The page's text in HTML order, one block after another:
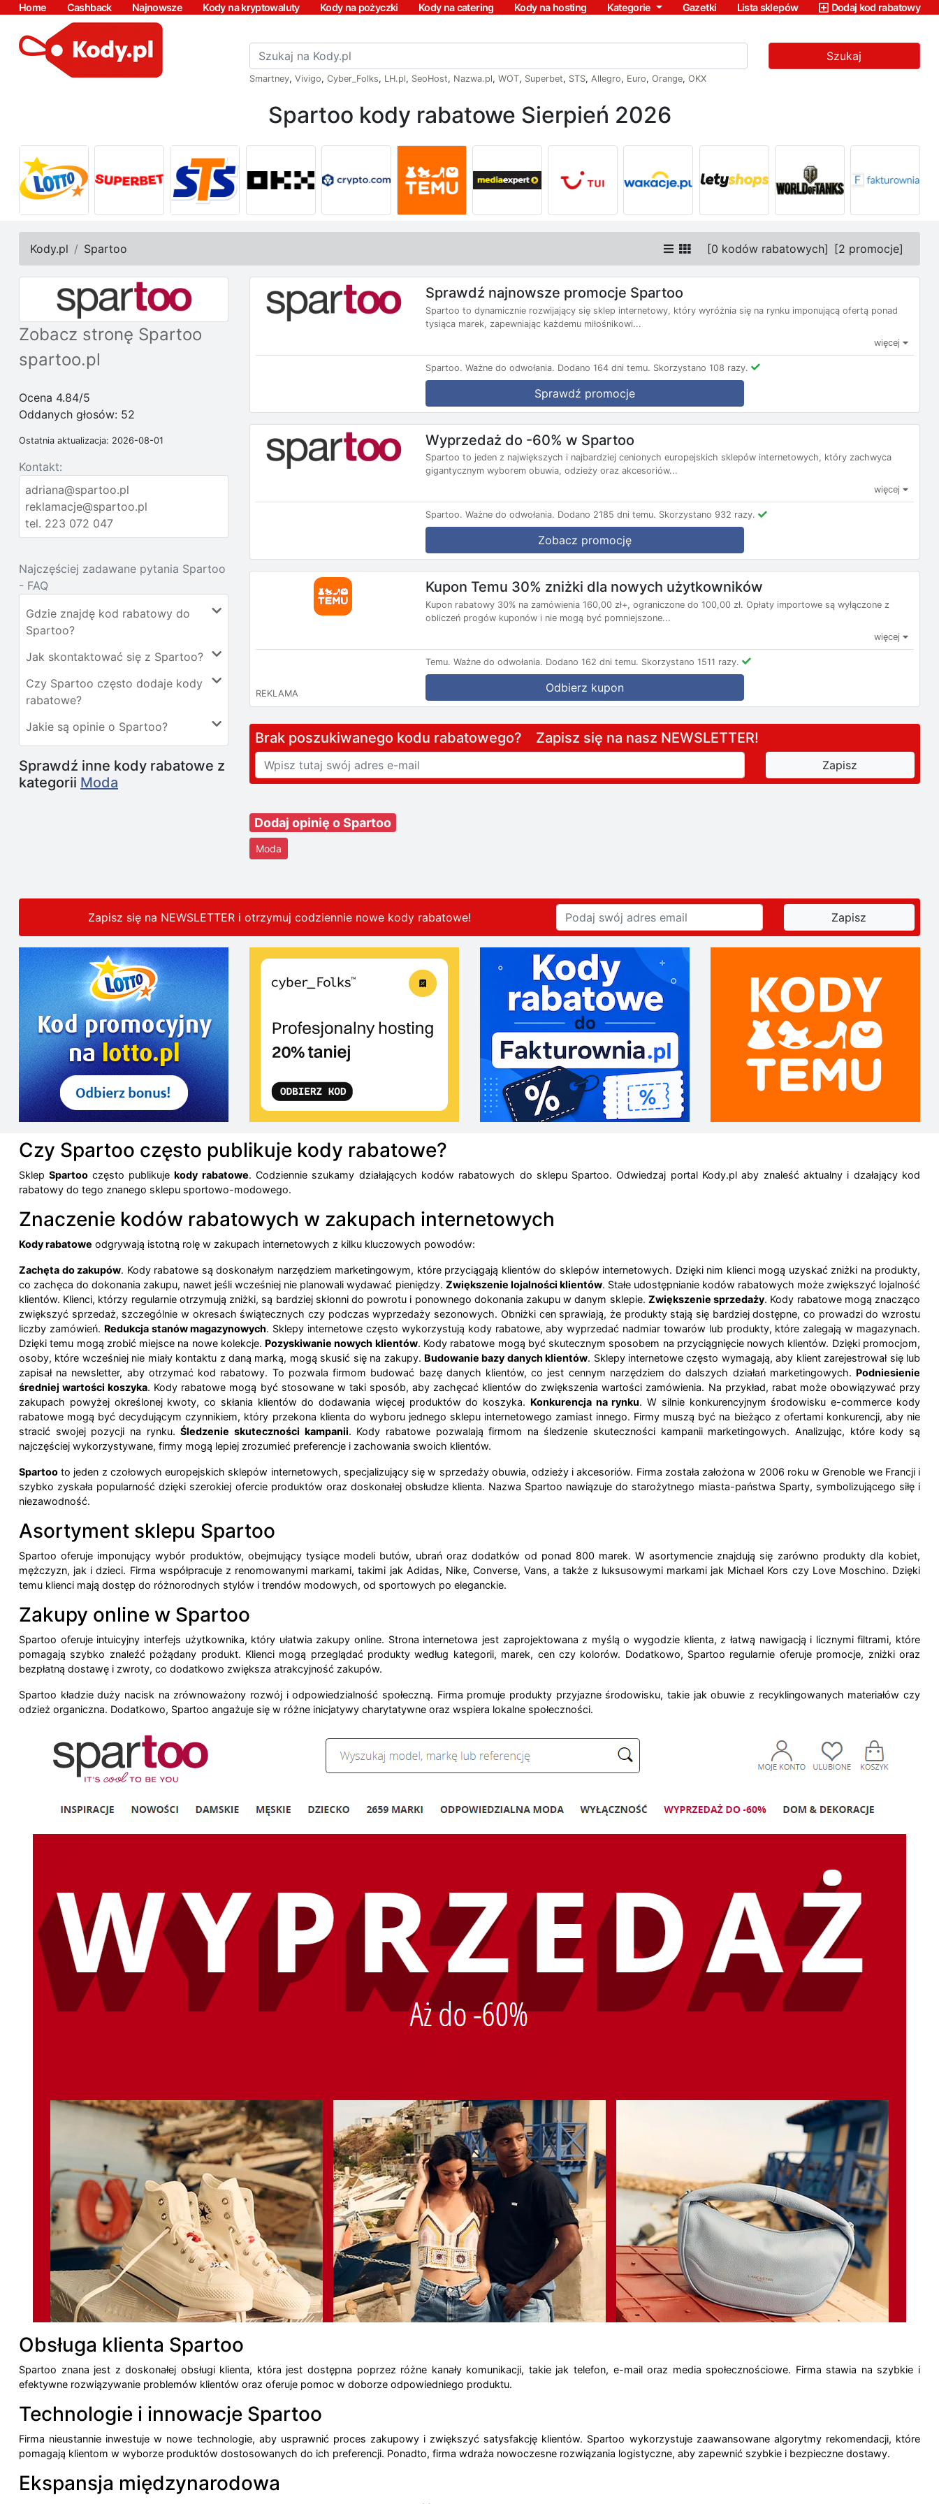
Home Cashback Najnowsze Kody na kryptowaluty Kody na pożyczki Kody na catering Kody na hosting Kategorie Gazetki Lista sklepów Dodaj kod rabatowy
Szukaj
Smartney, Vivigo, Cyber_Folks, LH.pl, SeoHost, Nazwa.pl, WOT, Superbet, STS, Allegro, Euro, Orange, OKX
Spartoo kody rabatowe Sierpień 2026
Kody.pl Spartoo [0 kodów rabatowych] [2 promocje]
Zobacz stronę Spartoo
spartoo.pl
Ocena 4.84/5
Oddanych głosów: 52
Ostatnia aktualizacja: 2026-08-01
Kontakt:
adriana@spartoo.pl
reklamacje@spartoo.pl
tel. 223 072 047
Najczęściej zadawane pytania Spartoo
- FAQ
Gdzie znajdę kod rabatowy do
Spartoo?
Jak skontaktować się z Spartoo?
Czy Spartoo często dodaje kody
rabatowe?
Jakie są opinie o Spartoo?
Sprawdź inne kody rabatowe z
kategorii Moda
Sprawdź najnowsze promocje Spartoo
Spartoo to dynamicznie rozwijający się sklep internetowy, który wyróżnia się na rynku imponującą ofertą ponad
tysiąca marek, zapewniając każdemu miłośnikowi...
więcej
Spartoo. Ważne do odwołania. Dodano 164 dni temu. Skorzystano 108 razy.
Sprawdź promocje
Wyprzedaż do -60% w Spartoo
Spartoo to jeden z największych i najbardziej cenionych europejskich sklepów internetowych, który zachwyca
gigantycznym wyborem obuwia, odzieży oraz akcesoriów...
więcej
Spartoo. Ważne do odwołania. Dodano 2185 dni temu. Skorzystano 932 razy.
Zobacz promocję
Kupon Temu 30% zniżki dla nowych użytkowników
Kupon rabatowy 30% na zamówienia 160,00 zł+, ograniczone do 100,00 zł. Opłaty importowe są wyłączone z
obliczeń progów kuponów i nie mogą być pomniejszone...
więcej
Temu. Ważne do odwołania. Dodano 162 dni temu. Skorzystano 1511 razy.
REKLAMA Odbierz kupon
Brak poszukiwanego kodu rabatowego? Zapisz się na nasz NEWSLETTER!
Dodaj opinię o Spartoo
Moda
Zapisz się na NEWSLETTER i otrzymuj codziennie nowe kody rabatowe!
Czy Spartoo często publikuje kody rabatowe?
SklepSpartoo często publikujekody rabatowe. Codziennie szukamy działających kodów rabatowych do sklepu Spartoo. Odwiedzaj portal Kody.pl aby znaleść aktualny i dzałający kod
rabatowy do tego znanego sklepu sportowo-modowego.
Znaczenie kodów rabatowych w zakupach internetowych
Kody rabatowe odgrywają istotną rolę w zakupach internetowych z kilku kluczowych powodów:
Zachęta do zakupów. Kody rabatowe są doskonałym narzędziem marketingowym, które przyciągają klientów do sklepów internetowych. Dzięki nim klienci mogą uzyskać zniżki na produkty,
co zachęca do dokonania zakupu, nawet jeśli wcześniej nie planowali wydawać pieniędzy. Zwiększenie lojalności klientów. Stałe udostępnianie kodów rabatowych może zwiększyć lojalność
klientów. Klienci, którzy regularnie otrzymują zniżki, są bardziej skłonni do powrotu i ponownego dokonania zakupu w danym sklepie. Zwiększenie sprzedaży. Kody rabatowe mogą znacząco
zwiększyć sprzedaż, szczególnie w okresach świątecznych czy podczas wyprzedaży sezonowych. Obniżki cen sprawiają, że produkty stają się bardziej dostępne, co prowadzi do wzrostu
liczby zamówień. Redukcja stanów magazynowych. Sklepy internetowe często wykorzystują kody rabatowe, aby wyprzedać nadmiar towarów lub produkty, które zalegają w magazynach.
Dzięki temu mogą zrobić miejsce na nowe kolekcje. Pozyskiwanie nowych klientów. Kody rabatowe mogą być skutecznym sposobem na przyciągnięcie nowych klientów. Dzięki promocjom,
osoby, które wcześniej nie miały kontaktu z daną marką, mogą skusić się na zakupy. Budowanie bazy danych klientów. Sklepy internetowe często wymagają, aby klient zarejestrował się lub
zapisał na newsletter, aby otrzymać kod rabatowy. To pozwala firmom budować bazę danych klientów, co jest cennym narzędziem do dalszych działań marketingowych. Podniesienie
średniej wartości koszyka. Kody rabatowe mogą być stosowane w taki sposób, aby zachęcać klientów do zwiększenia wartości zamówienia. Na przykład, rabat może obowiązywać przy
zakupach powyżej określonej kwoty, co skłania klientów do dodawania więcej produktów do koszyka. Konkurencja na rynku. W silnie konkurencyjnym środowisku e-commerce kody
rabatowe mogą być decydującym czynnikiem, który przekona klienta do wyboru jednego sklepu internetowego zamiast innego. Firmy muszą być na bieżąco z ofertami konkurencji, aby nie
stracić swojej pozycji na rynku.Śledzenie skuteczności kampanii. Kody rabatowe pozwalają firmom na śledzenie skuteczności kampanii marketingowych. Analizując, które kody są
najczęściej wykorzystywane, firmy mogą lepiej zrozumieć preferencje i zachowania swoich klientów.
Spartoo to jeden z czołowych europejskich sklepów internetowych, specjalizujący się w sprzedaży obuwia, odzieży i akcesoriów. Firma została założona w 2006 roku w Grenoble we Francji i
szybko zyskała popularność dzięki szerokiej ofercie produktów oraz doskonałej obsłudze klienta. Nazwa Spartoo nawiązuje do starożytnego miasta-państwa Sparty, symbolizującego siłę i
niezawodność.
Asortyment sklepu Spartoo
Spartoo oferuje imponujący wybór produktów, obejmujący tysiące modeli butów, ubrań oraz dodatków od ponad 800 marek. W asortymencie znajdują się zarówno produkty dla kobiet,
mężczyzn, jak i dzieci. Firma współpracuje z renomowanymi markami, takimi jak Adidas, Nike, Converse, Vans, a także z luksusowymi markami jak Michael Kors czy Love Moschino. Dzięki
temu klienci mają dostęp do różnorodnych stylów i trendów modowych, od sportowych po eleganckie.
Zakupy online w Spartoo
Spartoo oferuje intuicyjny interfejs użytkownika, który ułatwia zakupy online. Strona internetowa jest zaprojektowana z myślą o wygodzie klienta, z łatwą nawigacją i licznymi filtrami, które
pomagają szybko znaleźć pożądany produkt. Klienci mogą przeglądać produkty według kategorii, marek, cen czy kolorów. Dodatkowo, Spartoo regularnie oferuje promocje, zniżki oraz
bezpłatną dostawę i zwroty, co dodatkowo zwiększa atrakcyjność zakupów.
Spartoo kładzie duży nacisk na zrównoważony rozwój i odpowiedzialność społeczną. Firma promuje produkty przyjazne środowisku, takie jak obuwie z recyklingowanych materiałów czy
odzież organiczna. Dodatkowo, Spartoo angażuje się w różne inicjatywy charytatywne oraz wspiera lokalne społeczności.
Obsługa klienta Spartoo
Spartoo znana jest z doskonałej obsługi klienta, która jest dostępna poprzez różne kanały komunikacji, takie jak telefon, e-mail oraz media społecznościowe. Firma stawia na szybkie i
efektywne rozwiązywanie problemów klientów oraz oferuje pomoc w doborze odpowiedniego produktu.
Technologie i innowacje Spartoo
Firma nieustannie inwestuje w nowe technologie, aby usprawnić proces zakupowy i zwiększyć satysfakcję klientów. Spartoo wykorzystuje zaawansowane algorytmy rekomendacji, które
pomagają klientom w wyborze produktów dostosowanych do ich preferencji. Ponadto, firma wdraża nowoczesne rozwiązania logistyczne, aby zapewnić szybkie i bezpieczne dostawy.
Ekspansja międzynarodowa